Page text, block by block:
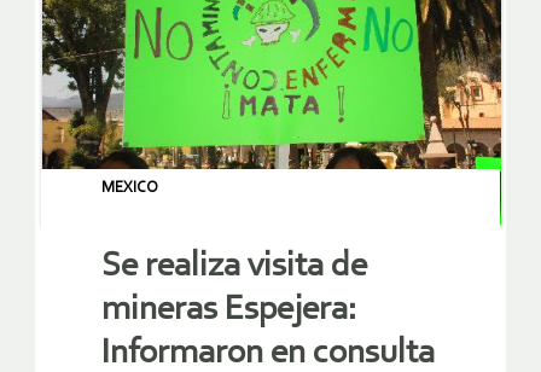
MEXICO
Se realiza visita de
mineras Espejera:
Informaron en consulta